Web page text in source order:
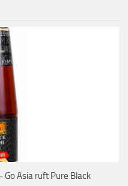
Go Asia ruft Pure Black